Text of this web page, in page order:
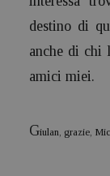
destino di
anche di chi
amici miei.
Giulan, grazie,